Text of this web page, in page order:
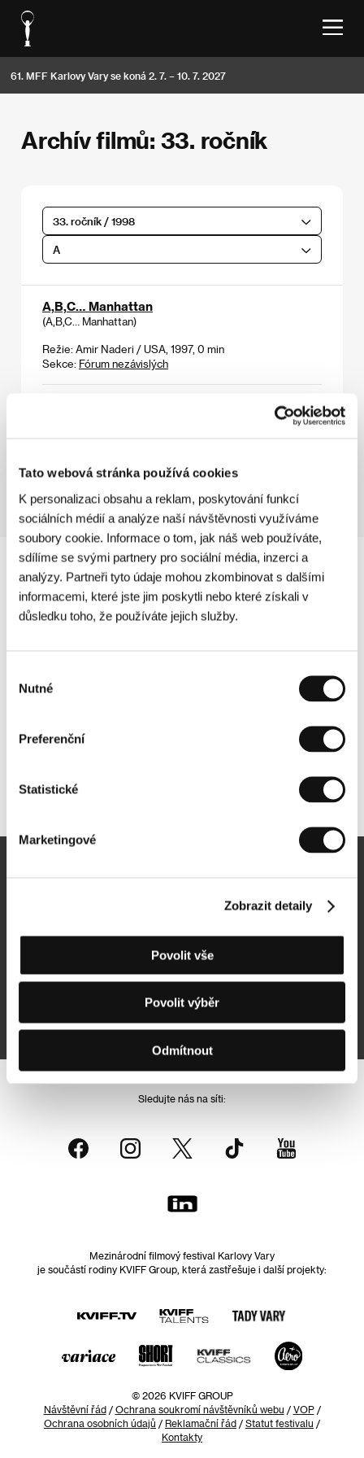
Tato webová stránka používá cookies
K personalizaci obsahu a reklam, poskytování funkcí
sociálních médií a analýze naší návštěvnosti využíváme
soubory cookie. Informace o tom, jak náš web používáte,
sdílíme se svými partnery pro sociální média, inzerci a
analýzy. Partneři tyto údaje mohou zkombinovat s dalšími
informacemi, které jste jim poskytli nebo které získali v
důsledku toho, že používáte jejich služby.
souhlasu
Nutné
Preferenční
Statistické
Marketingové
Zobrazit detaily
Povolit vše
Povolit výběr
Odmítnout
61. MFF Karlovy Vary se koná 2. 7. – 10. 7. 2027
Archív filmů: 33. ročník
33. ročník / 1998
A
A,B,C… Manhattan
(A,B,C… Manhattan)
Režie: Amir Naderi / USA, 1997, 0 min
Sekce: Fórum nezávislých
Přihlásit se k odběru
Přihlášením souhlasím sezpracováním osobních údajů
Sledujte nás na síti:
Mezinárodní filmový festival Karlovy Vary
je součástí rodiny KVIFF Group, která zastřešuje i další projekty:
© 2026 KVIFF GROUP
Návštěvní řád/ Ochrana soukromí návštěvníků webu / VOP/
Ochrana osobních údajů / Reklamační řád / Statut festivalu /
Kontakty